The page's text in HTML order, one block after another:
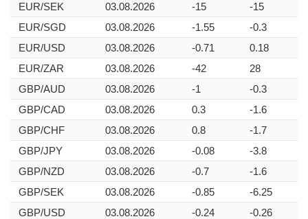
EUR/SEK
03.08.2026 -15
-15
EUR/SGD
03.08.2026 -1.55
-0.3
EUR/USD
03.08.2026 -0.71
0.18
EUR/ZAR
03.08.2026 -42
28
GBP/AUD
03.08.2026 -1
-0.3
GBP/CAD
03.08.2026 0.3
-1.6
GBP/CHF
03.08.2026 0.8
-1.7
GBP/JPY
03.08.2026 -0.08
-3.8
GBP/NZD
03.08.2026 -0.7
-1.6
GBP/SEK
03.08.2026 -0.85
-6.25
GBP/USD
03.08.2026 -0.24
-0.26